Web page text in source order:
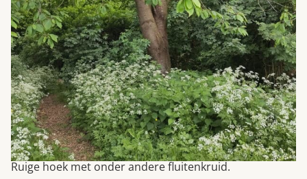
Ruige hoek met onder andere fluitenkruid.